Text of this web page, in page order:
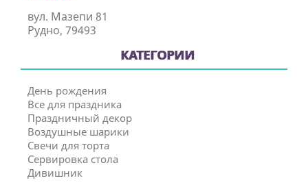
вул. Мазепи 81
Рудно, 79493
КАТЕГОРИИ
День рождения
Все для праздника
Праздничный декор
Воздушные шарики
Свечи для торта
Сервировка стола
Дивишник